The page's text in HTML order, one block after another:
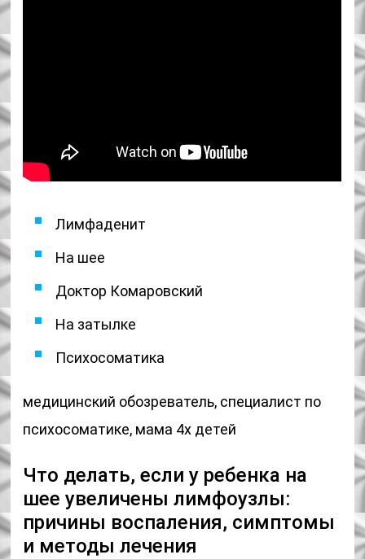
Лимфаденит
На шее
Доктор Комаровский
На затылке
Психосоматика
медицинский обозреватель, специалист по
психосоматике, мама 4х детей
Что делать, если у ребенка на
шее увеличены лимфоузлы:
причины воспаления, симптомы
и методы лечения